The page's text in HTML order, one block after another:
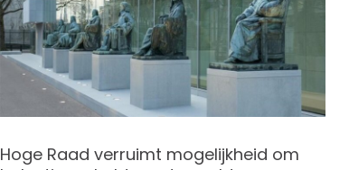
Hoge Raad verruimt mogelijkheid om